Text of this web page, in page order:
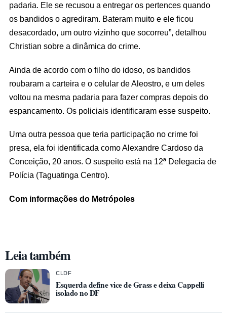
padaria. Ele se recusou a entregar os pertences quando
os bandidos o agrediram. Bateram muito e ele ficou
desacordado, um outro vizinho que socorreu”, detalhou
Christian sobre a dinâmica do crime.
Ainda de acordo com o filho do idoso, os bandidos
roubaram a carteira e o celular de Aleostro, e um deles
voltou na mesma padaria para fazer compras depois do
espancamento. Os policiais identificaram esse suspeito.
Uma outra pessoa que teria participação no crime foi
presa, ela foi identificada como Alexandre Cardoso da
Conceição, 20 anos. O suspeito está na 12ª Delegacia de
Polícia (Taguatinga Centro).
Com informações do Metrópoles
Leia também
CLDF
Esquerda define vice de Grass e deixa Cappelli
isolado no DF